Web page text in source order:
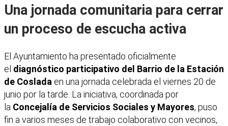
Una jornada comunitaria para cerrar
un proceso de escucha activa
El Ayuntamiento ha presentado oficialmente
el diagnóstico participativo del Barrio de la Estación
de Coslada en una jornada celebrada el viernes 20 de
junio por la tarde. La iniciativa, coordinada por
la Concejalía de Servicios Sociales y Mayores, puso
fin a varios meses de trabajo colaborativo con vecinos,